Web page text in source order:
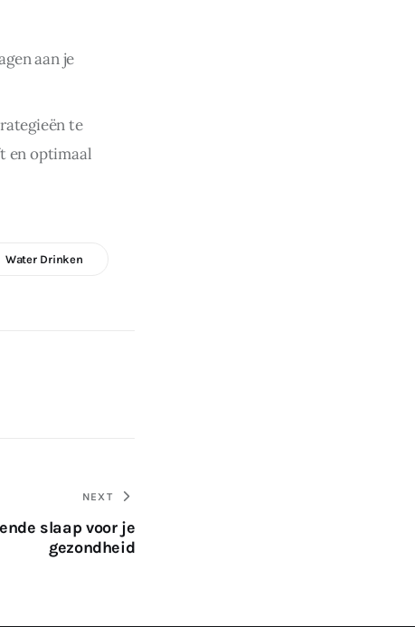
aan je
te
en optimaal
Water Drinken
NEXT
slaap voor je
gezondheid